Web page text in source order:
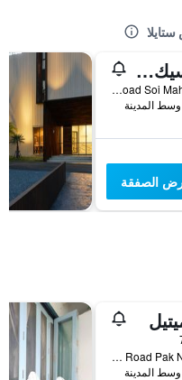
هايد آند سيك ريزورت كرابي
89/1 Banuraj Road Soi Maharach 28, كرابي, تايلاند
الصفقة
52 Soi 5 Maharat Road Pak Nam Muang, كرابي, تايلاند